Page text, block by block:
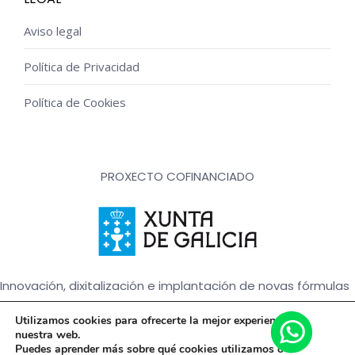
Aviso legal
Política de Privacidad
Política de Cookies
PROXECTO COFINANCIADO
Innovación, dixitalización e implantación de novas fórmulas
de comercialización e expansión do sector comercial e
artesanal
Utilizamos cookies para ofrecerte la mejor experiencia en
nuestra web.
Puedes aprender más sobre qué cookies utilizamos o